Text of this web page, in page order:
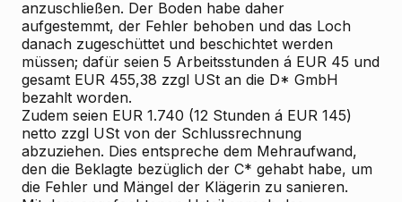
anzuschließen. Der Boden habe daher
aufgestemmt, der Fehler behoben und das Loch
danach zugeschüttet und beschichtet werden
müssen; dafür seien 5 Arbeitsstunden á EUR 45 und
gesamt EUR 455,38 zzgl USt an die D* GmbH
bezahlt worden.
Zudem seien EUR 1.740 (12 Stunden á EUR 145)
netto zzgl USt von der Schlussrechnung
abzuziehen. Dies entspreche dem Mehraufwand,
den die Beklagte bezüglich der C* gehabt habe, um
die Fehler und Mängel der Klägerin zu sanieren.